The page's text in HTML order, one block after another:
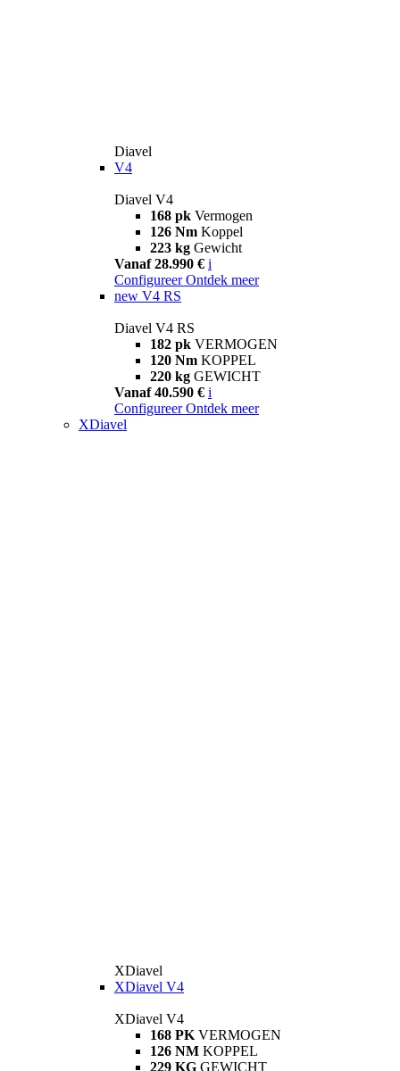
Diavel
V4
Diavel V4
168 pk Vermogen
126 Nm Koppel
223 kg Gewicht
Vanaf 28.990 € i
Configureer Ontdek meer
new V4 RS
Diavel V4 RS
182 pk VERMOGEN
120 Nm KOPPEL
220 kg GEWICHT
Vanaf 40.590 € i
Configureer Ontdek meer
XDiavel
XDiavel
XDiavel V4
XDiavel V4
168 PK VERMOGEN
126 NM KOPPEL
229 KG GEWICHT